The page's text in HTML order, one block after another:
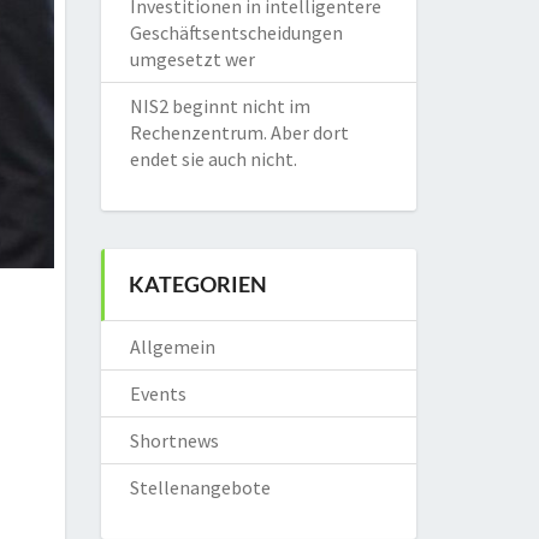
Investitionen in intelligentere
Geschäftsentscheidungen
umgesetzt wer
NIS2 beginnt nicht im
Rechenzentrum. Aber dort
endet sie auch nicht.
KATEGORIEN
Allgemein
Events
Shortnews
Stellenangebote